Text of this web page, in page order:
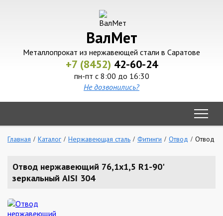
ВалМет
Металлопрокат из нержавеющей стали в Саратове
+7 (8452) 42-60-24
пн-пт с 8:00 до 16:30
Не дозвонились?
Главная Каталог Нержавеющая сталь Фитинги Отвод Отвод
Отвод нержавеющий 76,1х1,5 R1-90'
зеркальный AISI 304